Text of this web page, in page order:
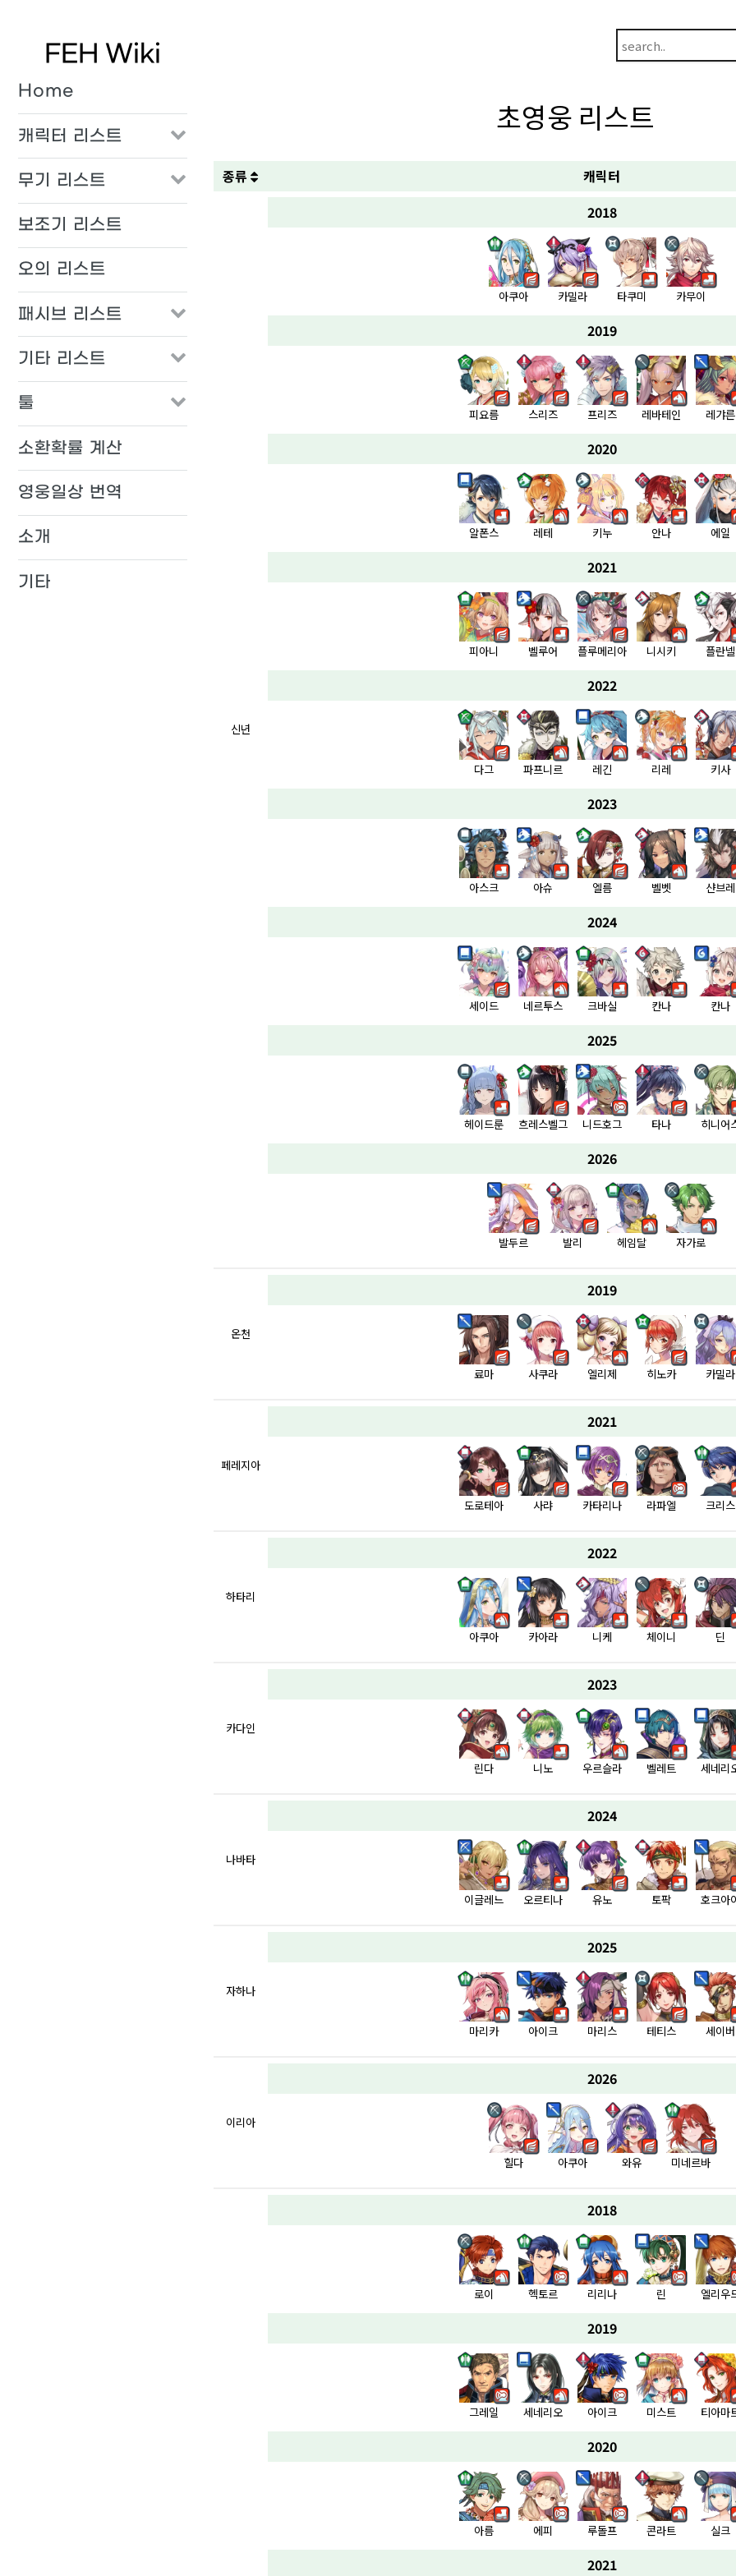
FEH Wiki
Home
캐릭터 리스트
무기 리스트
보조기 리스트
오의 리스트
패시브 리스트
기타 리스트
툴
소환확률 계산
영웅일상 번역
소개
기타
초영웅 리스트
종류 캐릭터
신년
2018
아쿠아 카밀라 타쿠미 카무이
2019
피요름 스리즈 프리즈 레바테인 레갸른
2020
알폰스 레테 키누 안나 에일
2021
피아니 벨루어 플루메리아 니시키 플란넬
2022
다그 파프니르 레긴 리레 키사
2023
아스크 아슈 엘름 벨벳 샨브레
2024
세이드 네르투스 크바실 칸나 칸나
2025
헤이드룬 흐레스벨그 니드호그 타나 히니어
2026
발두르 발리 헤임달 자가로
온천
2019
료마 사쿠라 엘리제 히노카 카밀라
페레지아
2021
도로테아 사랴 카타리나 라파엘 크리스
하타리
2022
아쿠아 카아라 니케 체이니 딘
카다인
2023
린다 니노 우르슬라 벨레트 세네리
나바타
2024
이글레느 오르티나 유노 토팍 호크아
자하나
2025
마리카 아이크 마리스 테티스 세이버
이리아
2026
힐다 아쿠아 와유 미네르바
2018
로이 헥토르 리리나 린 엘리우
2019
그레일 세네리오 아이크 미스트 티아마
2020
아름 에피 루돌프 콘라트 실크
2021